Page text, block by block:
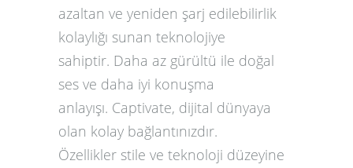
azaltan ve yeniden şarj edilebilirlik
kolaylığı sunan teknolojiye
sahiptir. Daha az gürültü ile doğal
ses ve daha iyi konuşma
anlayışı. Captivate, dijital dünyaya
olan kolay bağlantınızdır.
Özellikler stile ve teknoloji düzeyine